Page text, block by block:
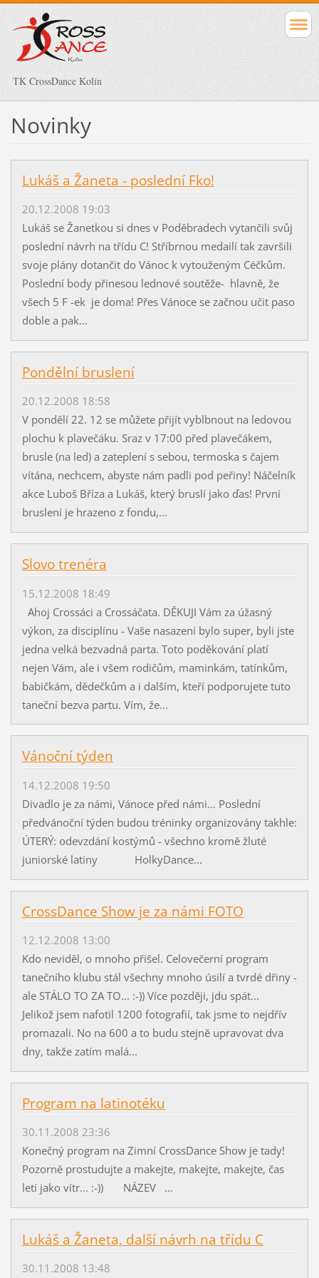
TK CrossDance Kolín
Novinky
Lukáš a Žaneta - poslední Fko!
20.12.2008 19:03
Lukáš se Žanetkou si dnes v Poděbradech vytančili svůj
poslední návrh na třídu C! Stříbrnou medailí tak završili
svoje plány dotančit do Vánoc k vytouženým Céčkům.
Poslední body přinesou lednové soutěže- hlavně, že
všech 5 F -ek je doma! Přes Vánoce se začnou učit paso
doble a pak...
Pondělní bruslení
20.12.2008 18:58
V pondělí 22. 12 se můžete přijít vyblbnout na ledovou
plochu k plavečáku. Sraz v 17:00 před plavečákem,
brusle (na led) a zateplení s sebou, termoska s čajem
vítána, nechcem, abyste nám padli pod peřiny! Náčelník
akce Luboš Bříza a Lukáš, který bruslí jako ďas! První
bruslení je hrazeno z fondu,...
Slovo trenéra
15.12.2008 18:49
Ahoj Crossáci a Crossáčata. DĚKUJI Vám za úžasný
výkon, za disciplínu - Vaše nasazení bylo super, byli jste
jedna velká bezvadná parta. Toto poděkování platí
nejen Vám, ale i všem rodičům, maminkám, tatínkům,
babičkám, dědečkům a i dalším, kteří podporujete tuto
taneční bezva partu. Vím, že...
Vánoční týden
14.12.2008 19:50
Divadlo je za námi, Vánoce před námi... Poslední
předvánoční týden budou tréninky organizovány takhle:
ÚTERÝ: odevzdání kostýmů - všechno kromě žluté
juniorské latiny HolkyDance...
CrossDance Show je za námi FOTO
12.12.2008 13:00
Kdo neviděl, o mnoho přišel. Celovečerní program
tanečního klubu stál všechny mnoho úsilí a tvrdé dřiny -
ale STÁLO TO ZA TO... :-)) Více později, jdu spát...
Jelikož jsem nafotil 1200 fotografií, tak jsme to nejdřív
promazali. No na 600 a to budu stejně upravovat dva
dny, takže zatím malá...
Program na latinotéku
30.11.2008 23:36
Konečný program na Zimní CrossDance Show je tady!
Pozorně prostudujte a makejte, makejte, makejte, čas
letí jako vítr... :-)) NÁZEV ...
Lukáš a Žaneta, další návrh na třídu C
30.11.2008 13:48